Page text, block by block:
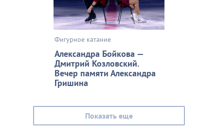
Фигурное катание
Александра Бойкова —
Дмитрий Козловский.
Вечер памяти Александра
Гришина
Показать еще